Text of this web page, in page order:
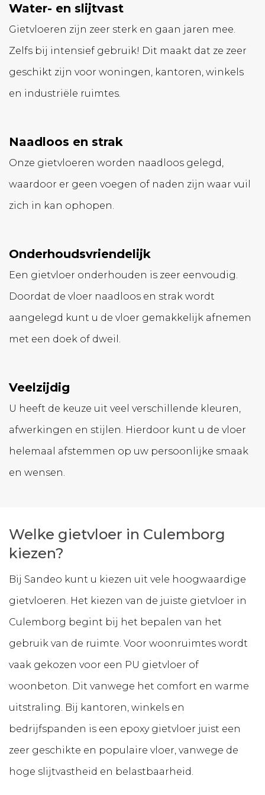
Water- en slijtvast
Gietvloeren zijn zeer sterk en gaan jaren mee.
Zelfs bij intensief gebruik! Dit maakt dat ze zeer
geschikt zijn voor woningen, kantoren, winkels
en industriële ruimtes.
Naadloos en strak
Onze gietvloeren worden naadloos gelegd,
waardoor er geen voegen of naden zijn waar vuil
zich in kan ophopen.
Onderhoudsvriendelijk
Een gietvloer onderhouden is zeer eenvoudig.
Doordat de vloer naadloos en strak wordt
aangelegd kunt u de vloer gemakkelijk afnemen
met een doek of dweil.
Veelzijdig
U heeft de keuze uit veel verschillende kleuren,
afwerkingen en stijlen. Hierdoor kunt u de vloer
helemaal afstemmen op uw persoonlijke smaak
en wensen.
Welke gietvloer in Culemborg
kiezen?
Bij Sandeo kunt u kiezen uit vele hoogwaardige
gietvloeren. Het kiezen van de juiste gietvloer in
Culemborg begint bij het bepalen van het
gebruik van de ruimte. Voor woonruimtes wordt
vaak gekozen voor een PU gietvloer of
woonbeton. Dit vanwege het comfort en warme
uitstraling. Bij kantoren, winkels en
bedrijfspanden is een epoxy gietvloer juist een
zeer geschikte en populaire vloer, vanwege de
hoge slijtvastheid en belastbaarheid.